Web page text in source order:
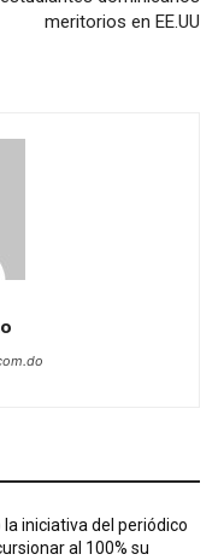
meritorios en EE.UU
la iniciativa del periódico
al 100% su